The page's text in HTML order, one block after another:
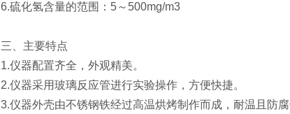
6.硫化氢含量的范围：5～500mg/m3
三、主要特点
1.仪器配置齐全，外观精美。
2.仪器采用玻璃反应管进行实验操作，方便快捷。
3.仪器外壳由不锈钢铁经过高温烘烤制作而成，耐温且防腐